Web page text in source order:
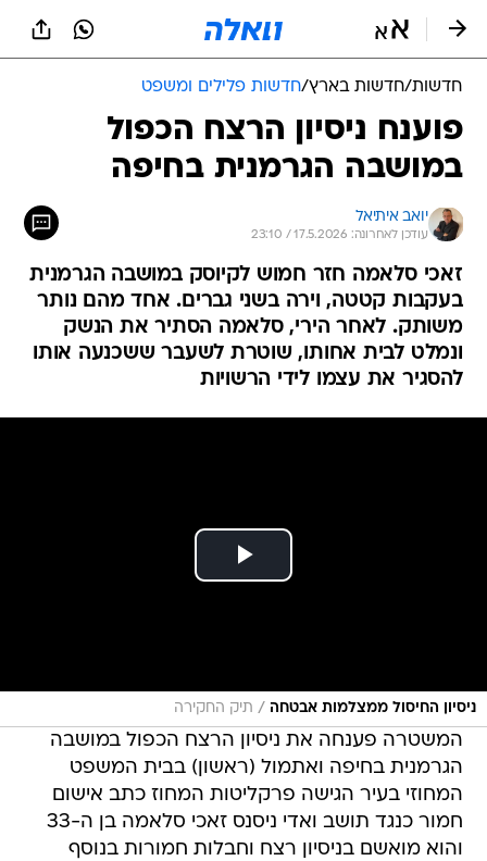
חדשות/חדשות בארץ/חדשות פלילים ומשפט
פוענח ניסיון הרצח הכפול
במושבה הגרמנית בחיפה
יואב איתיאל
עודכן לאחרונה: 17.5.2026 / 23:10
זאכי סלאמה חזר חמוש לקיוסק במושבה הגרמנית
בעקבות קטטה, וירה בשני גברים. אחד מהם נותר
משותק. לאחר הירי, סלאמה הסתיר את הנשק
ונמלט לבית אחותו, שוטרת לשעבר ששכנעה אותו
להסגיר את עצמו לידי הרשויות
ניסיון החיסול ממצלמות אבטחה / תיק החקירה
המשטרה פענחה את ניסיון הרצח הכפול במושבה
הגרמנית בחיפה ואתמול (ראשון) בבית המשפט
המחוזי בעיר הגישה פרקליטות המחוז כתב אישום
חמור כנגד תושב ואדי ניסנס זאכי סלאמה בן ה-33
והוא מואשם בניסיון רצח וחבלות חמורות בנוסף